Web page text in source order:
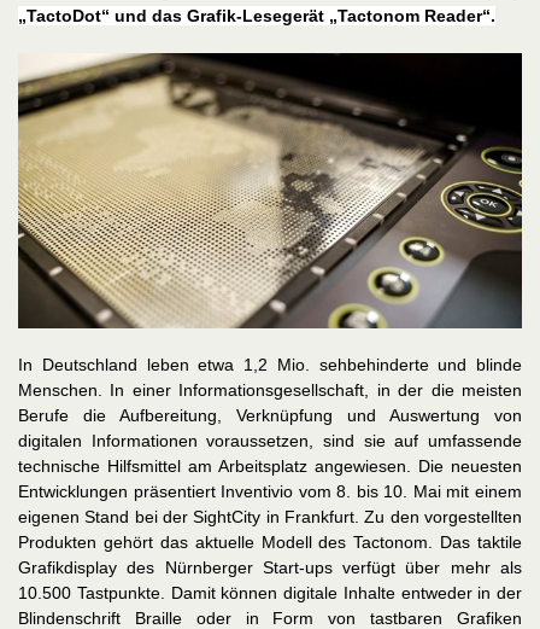
„TactoDot“ und das Grafik-Lesegerät „Tactonom Reader“.
In Deutschland leben etwa 1,2 Mio. sehbehinderte und blinde
Menschen. In einer Informationsgesellschaft, in der die meisten
Berufe die Aufbereitung, Verknüpfung und Auswertung von
digitalen Informationen voraussetzen, sind sie auf umfassende
technische Hilfsmittel am Arbeitsplatz angewiesen. Die neuesten
Entwicklungen präsentiert Inventivio vom 8. bis 10. Mai mit einem
eigenen Stand bei der SightCity in Frankfurt. Zu den vorgestellten
Produkten gehört das aktuelle Modell des Tactonom. Das taktile
Grafikdisplay des Nürnberger Start-ups verfügt über mehr als
10.500 Tastpunkte. Damit können digitale Inhalte entweder in der
Blindenschrift Braille oder in Form von tastbaren Grafiken